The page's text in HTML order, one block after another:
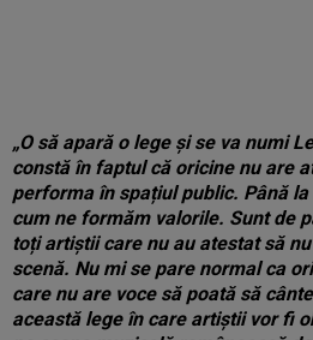
„O să apară o lege și se va numi
constă în faptul că oricine nu are
performa în spațiul public. Până
cum ne formăm valorile. Sunt de
toți artiștii care nu au atestat să
scenă. Nu mi se pare normal ca
care nu are voce să poată să
această lege în care artiștii vor fi